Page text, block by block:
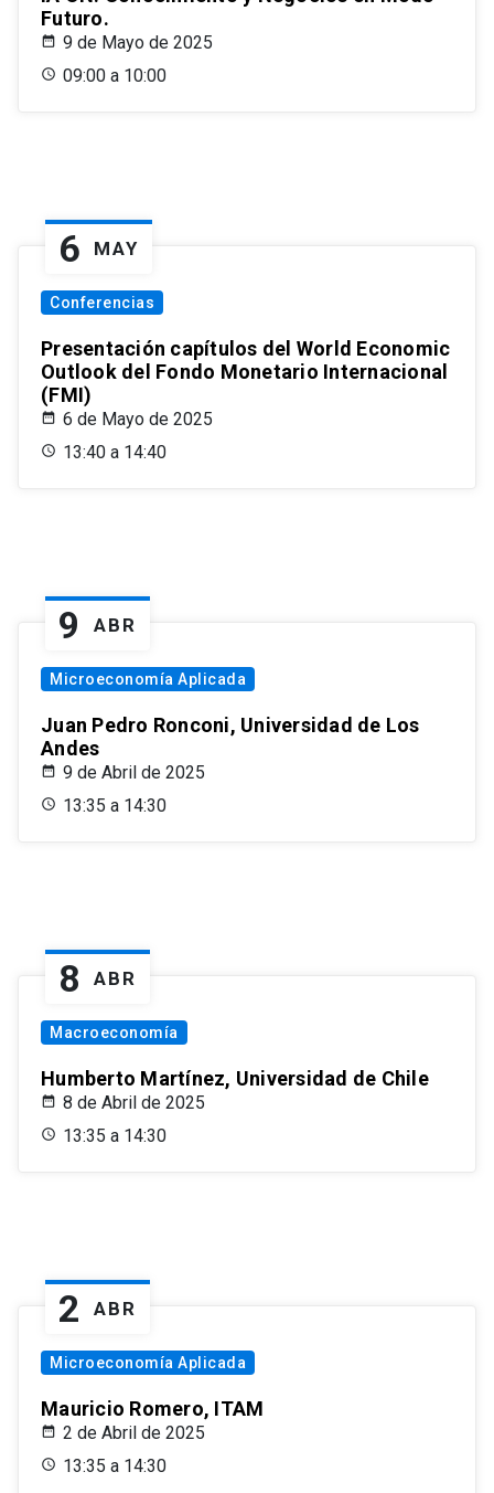
Futuro.
9 de Mayo de 2025
09:00 a 10:00
6 MAY
Conferencias
Presentación capítulos del World Economic
Outlook del Fondo Monetario Internacional
(FMI)
6 de Mayo de 2025
13:40 a 14:40
9 ABR
Microeconomía Aplicada
Juan Pedro Ronconi, Universidad de Los
Andes
9 de Abril de 2025
13:35 a 14:30
8 ABR
Macroeconomía
Humberto Martínez, Universidad de Chile
8 de Abril de 2025
13:35 a 14:30
2 ABR
Microeconomía Aplicada
Mauricio Romero, ITAM
2 de Abril de 2025
13:35 a 14:30